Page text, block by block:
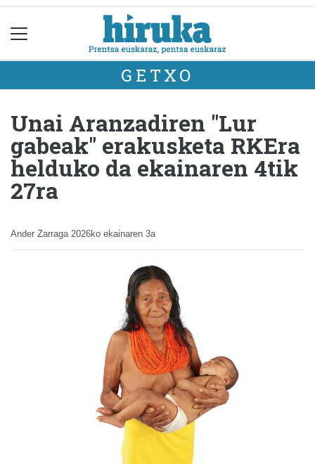
GETXO
Unai Aranzadiren "Lur
gabeak" erakusketa RKEra
helduko da ekainaren 4tik
27ra
Ander Zarraga 2026ko ekainaren 3a